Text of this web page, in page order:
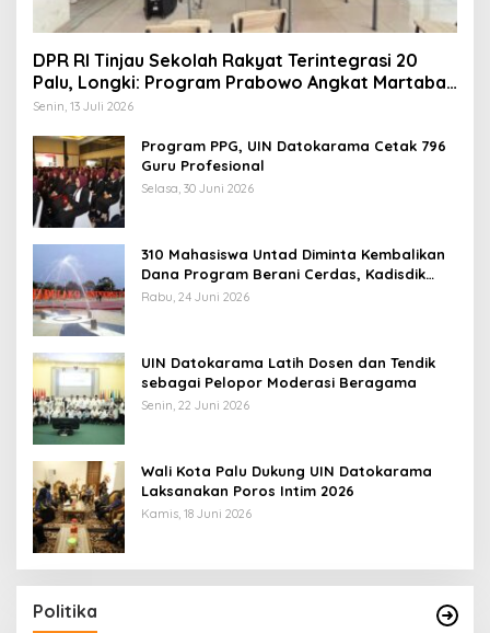
DPR RI Tinjau Sekolah Rakyat Terintegrasi 20
Palu, Longki: Program Prabowo Angkat Martabat
Anak Miskin
Senin, 13 Juli 2026
Program PPG, UIN Datokarama Cetak 796
Guru Profesional
Selasa, 30 Juni 2026
310 Mahasiswa Untad Diminta Kembalikan
Dana Program Berani Cerdas, Kadisdik
Sulteng: Tidak Boleh Terima Beasiswa
Rabu, 24 Juni 2026
UIN Datokarama Latih Dosen dan Tendik
sebagai Pelopor Moderasi Beragama
Senin, 22 Juni 2026
Wali Kota Palu Dukung UIN Datokarama
Laksanakan Poros Intim 2026
Kamis, 18 Juni 2026
Politika